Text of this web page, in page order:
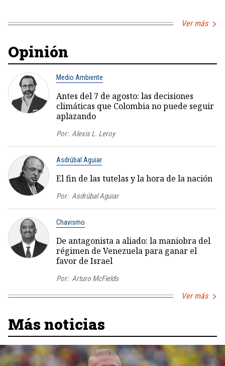
Ver más
Opinión
Medio Ambiente
Antes del 7 de agosto: las decisiones
climáticas que Colombia no puede seguir
aplazando
Por: Alexis L. Leroy
Asdrúbal Aguiar
El fin de las tutelas y la hora de la nación
Por: Asdrúbal Aguiar
Chavismo
De antagonista a aliado: la maniobra del
régimen de Venezuela para ganar el
favor de Israel
Por: Arturo McFields
Ver más
Más noticias